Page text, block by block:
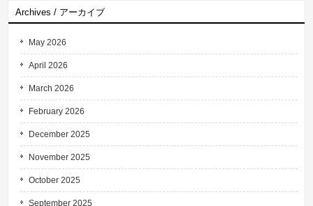
Archives / アーカイブ
May 2026
April 2026
March 2026
February 2026
December 2025
November 2025
October 2025
September 2025